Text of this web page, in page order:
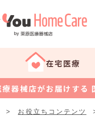
在宅医療
療器械店がお届けする
> お役立ちコンテンツ